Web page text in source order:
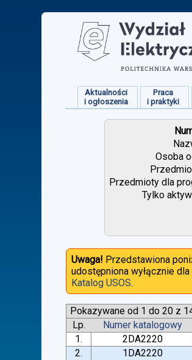
Aktualności
i ogłoszenia
Praca
i praktyki
Osoba
Przedmioty dla
Tylko
Uwaga! Przedstawiona
udostępniona wyłącznie
Katalog USOS.
Pokazywane od 1 do 20 z
Lp.
Numer katalogowy
1.
2DA2220
2.
1DA2220